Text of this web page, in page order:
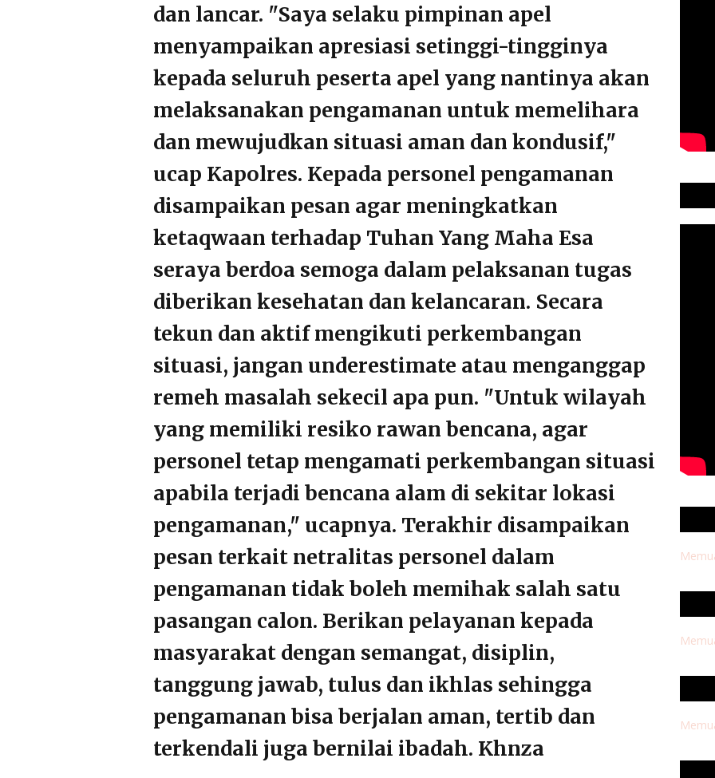
dan lancar. "Saya selaku pimpinan apel
menyampaikan apresiasi setinggi-tingginya
kepada seluruh peserta apel yang nantinya akan
melaksanakan pengamanan untuk memelihara
dan mewujudkan situasi aman dan kondusif,"
ucap Kapolres. Kepada personel pengamanan
disampaikan pesan agar meningkatkan
ketaqwaan terhadap Tuhan Yang Maha Esa
seraya berdoa semoga dalam pelaksanan tugas
diberikan kesehatan dan kelancaran. Secara
tekun dan aktif mengikuti perkembangan
situasi, jangan underestimate atau menganggap
remeh masalah sekecil apa pun. "Untuk wilayah
yang memiliki resiko rawan bencana, agar
personel tetap mengamati perkembangan situasi
apabila terjadi bencana alam di sekitar lokasi
pengamanan," ucapnya. Terakhir disampaikan
pesan terkait netralitas personel dalam
pengamanan tidak boleh memihak salah satu
pasangan calon. Berikan pelayanan kepada
masyarakat dengan semangat, disiplin,
tanggung jawab, tulus dan ikhlas sehingga
pengamanan bisa berjalan aman, tertib dan
terkendali juga bernilai ibadah. Khnza